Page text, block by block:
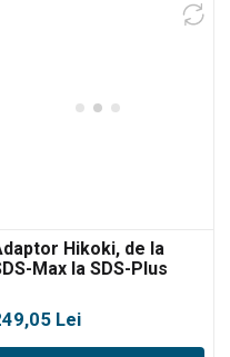
Hikoki, de la
Max la SDS-Plus
Lei